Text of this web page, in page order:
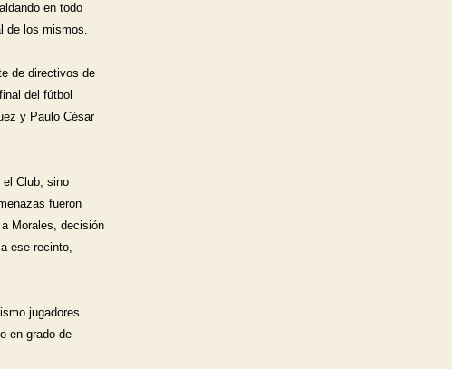
en todo
de los mismos.
de directivos de
del fútbol
y Paulo César
el Club, sino
fueron
Morales, decisión
ese recinto,
jugadores
en grado de